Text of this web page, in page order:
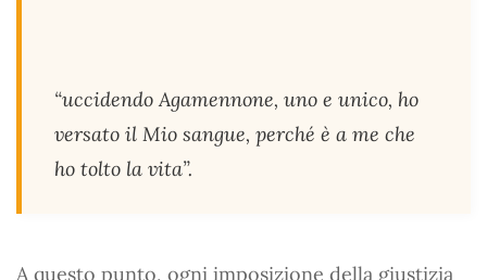
“uccidendo Agamennone, uno e unico, ho
versato il Mio sangue, perché è a me che
ho tolto la vita”.
A questo punto, ogni imposizione della giustizia